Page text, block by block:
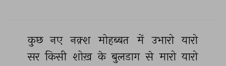
कुछ नए नक़्श मोहब्बत में उभारो यारो
सर किसी शोख़ के बुलडाग से मारो यारो